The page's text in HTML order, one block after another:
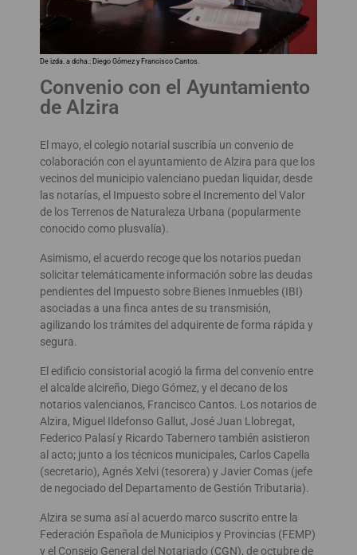
De izda. a dcha.: Diego Gómez y Francisco Cantos.
Convenio con el Ayuntamiento
de Alzira
El mayo, el colegio notarial suscribía un convenio de
colaboración con el ayuntamiento de Alzira para que los
vecinos del municipio valenciano puedan liquidar, desde
las notarías, el Impuesto sobre el Incremento del Valor
de los Terrenos de Naturaleza Urbana (popularmente
conocido como plusvalía).
Asimismo, el acuerdo recoge que los notarios puedan
solicitar telemáticamente información sobre las deudas
pendientes del Impuesto sobre Bienes Inmuebles (IBI)
asociadas a una finca antes de su transmisión,
agilizando los trámites del adquirente de forma rápida y
segura.
El edificio consistorial acogió la firma del convenio entre
el alcalde alcireño, Diego Gómez, y el decano de los
notarios valencianos, Francisco Cantos. Los notarios de
Alzira, Miguel Ildefonso Gallut, José Juan Llobregat,
Federico Palasí y Ricardo Tabernero también asistieron
al acto; junto a los técnicos municipales, Carlos Capella
(secretario), Agnés Xelvi (tesorera) y Javier Comas (jefe
de negociado del Departamento de Gestión Tributaria).
Alzira se suma así al acuerdo marco suscrito entre la
Federación Española de Municipios y Provincias (FEMP)
y el Consejo General del Notariado (CGN), de octubre de